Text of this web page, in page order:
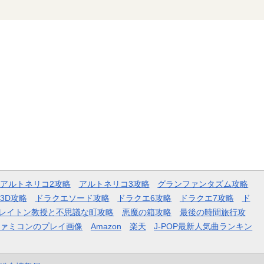
アルトネリコ2攻略 アルトネリコ3攻略
グランファンタズム攻略
攻略 ドラクエソード攻略 ドラクエ6攻略 ドラクエ7攻略
ド
レイトン教授と不思議な町攻略 悪魔の箱攻略
最後の時間旅行攻
ミコンのプレイ画像 Amazon 楽天
J-POP最新人気曲ランキン